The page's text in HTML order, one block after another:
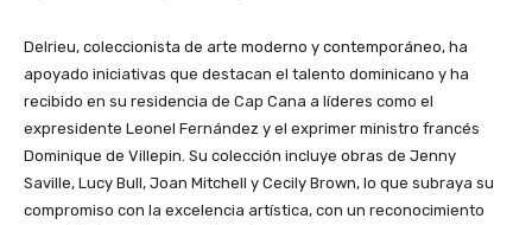
Delrieu, coleccionista de arte moderno y contemporáneo, ha
apoyado iniciativas que destacan el talento dominicano y ha
recibido en su residencia de Cap Cana a líderes como el
expresidente Leonel Fernández y el exprimer ministro francés
Dominique de Villepin. Su colección incluye obras de Jenny
Saville, Lucy Bull, Joan Mitchell y Cecily Brown, lo que subraya su
compromiso con la excelencia artística, con un reconocimiento